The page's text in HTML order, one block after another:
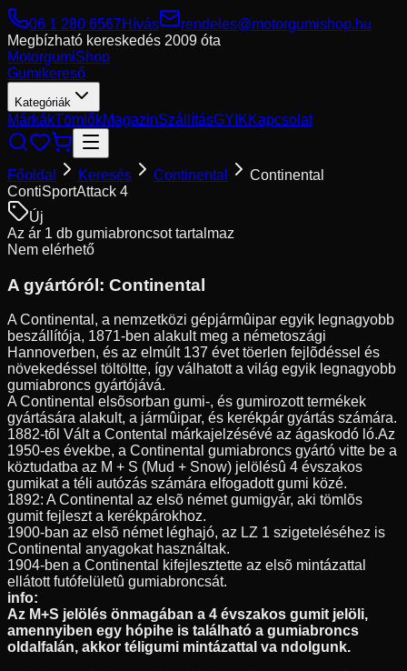
06 1 280 6567Hívás
rendeles@motorgumishop.hu
Megbízható kereskedés 2009 óta
MotorgumiShop
Gumikereső
Kategóriák
MárkákTömlőkMagazinSzállításGYIKKapcsolat
Főoldal Keresés Continental
Continental
ContiSportAttack 4
Új
Az ár 1 db gumiabroncsot tartalmaz
Nem elérhető
A gyártóról: Continental
A Continental, a nemzetközi gépjármûipar egyik legnagyobb
beszállítója, 1871-ben alakult meg a németoszági
Hannoverben, és az elmúlt 137 évet töerlen fejlõdéssel és
növekedéssel töltöltte, így válhatott a világ egyik legnagyobb
gumiabroncs gyártójává.
A Continental elsõsorban gumi-, és gumirozott termékek
gyártására alakult, a jármûipar, és kerékpár gyártás számára.
1882-tõl Vált a Contental márkajelzésévé az ágaskodó ló.Az
1950-es évekbe, a Continental gumiabroncs gyártó vitte be a
köztudatba az M + S (Mud + Snow) jelölésû 4 évszakos
gumikat a téli autózás számára elfogadott gumi közé.
1892: A Continental az elsõ német gumigyár, aki tömlõs
gumit fejleszt a kerékpárokhoz.
1900-ban az elsõ német léghajó, az LZ 1 szigeteléséhez is
Continental anyagokat használtak.
1904-ben a Continental kifejlesztette az elsõ mintázattal
ellátott futófelületû gumiabroncsát.
info:
Az M+S jelölés önmagában a 4 évszakos gumit jelöli,
amennyiben egy hópihe is található a gumiabroncs
oldalfalán, akkor téligumi mintázattal va ndolgunk.